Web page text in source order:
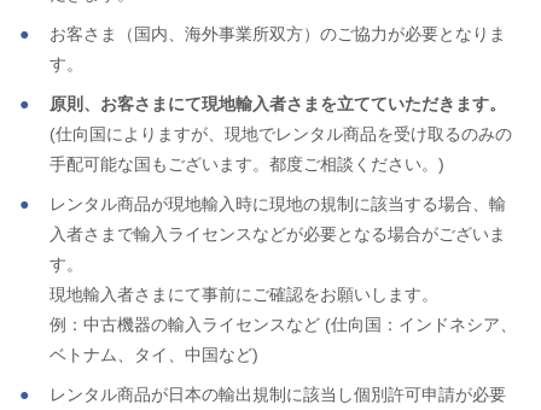
お客さま（国内、海外事業所双方）のご協力が必要となりま
す。
原則、お客さまにて現地輸入者さまを立てていただきます。
(仕向国によりますが、現地でレンタル商品を受け取るのみの
手配可能な国もございます。都度ご相談ください。)
レンタル商品が現地輸入時に現地の規制に該当する場合、輸
入者さまで輸入ライセンスなどが必要となる場合がございま
す。
現地輸入者さまにて事前にご確認をお願いします。
例：中古機器の輸入ライセンスなど (仕向国：インドネシア、
ベトナム、タイ、中国など)
レンタル商品が日本の輸出規制に該当し個別許可申請が必要